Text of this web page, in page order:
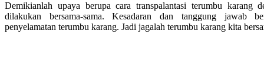
Demikianlah upaya berupa cara transpalantasi terumbu karang
dilakukan bersama-sama. Kesadaran dan tanggung jawab
penyelamatan terumbu karang. Jadi jagalah terumbu karang kita